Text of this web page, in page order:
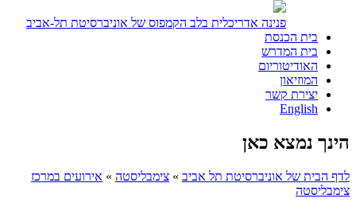
פנינה אדריכלית בלב הקמפוס של אוניברסיטת תל-אביב
בית הכנסת
בית המדרש
האודיטוריום
המוזיאון
יצירת קשר
English
הינך נמצא כאן
לדף הבית של אוניברסיטת תל אביב » צימבליסטה » אירועים במרכז
צימבליסטה